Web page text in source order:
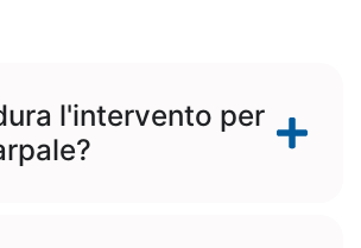
l'intervento per